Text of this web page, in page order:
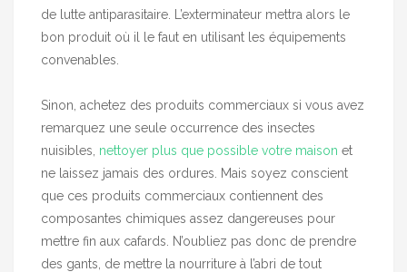
de lutte antiparasitaire. L’exterminateur mettra alors le
bon produit où il le faut en utilisant les équipements
convenables.
Sinon, achetez des produits commerciaux si vous avez
remarquez une seule occurrence des insectes
nuisibles, nettoyer plus que possible votre maison et
ne laissez jamais des ordures. Mais soyez conscient
que ces produits commerciaux contiennent des
composantes chimiques assez dangereuses pour
mettre fin aux cafards. N’oubliez pas donc de prendre
des gants, de mettre la nourriture à l’abri de tout